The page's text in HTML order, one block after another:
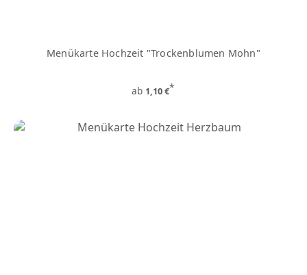
Menükarte Hochzeit "Trockenblumen Mohn"
ab 1,10 €*